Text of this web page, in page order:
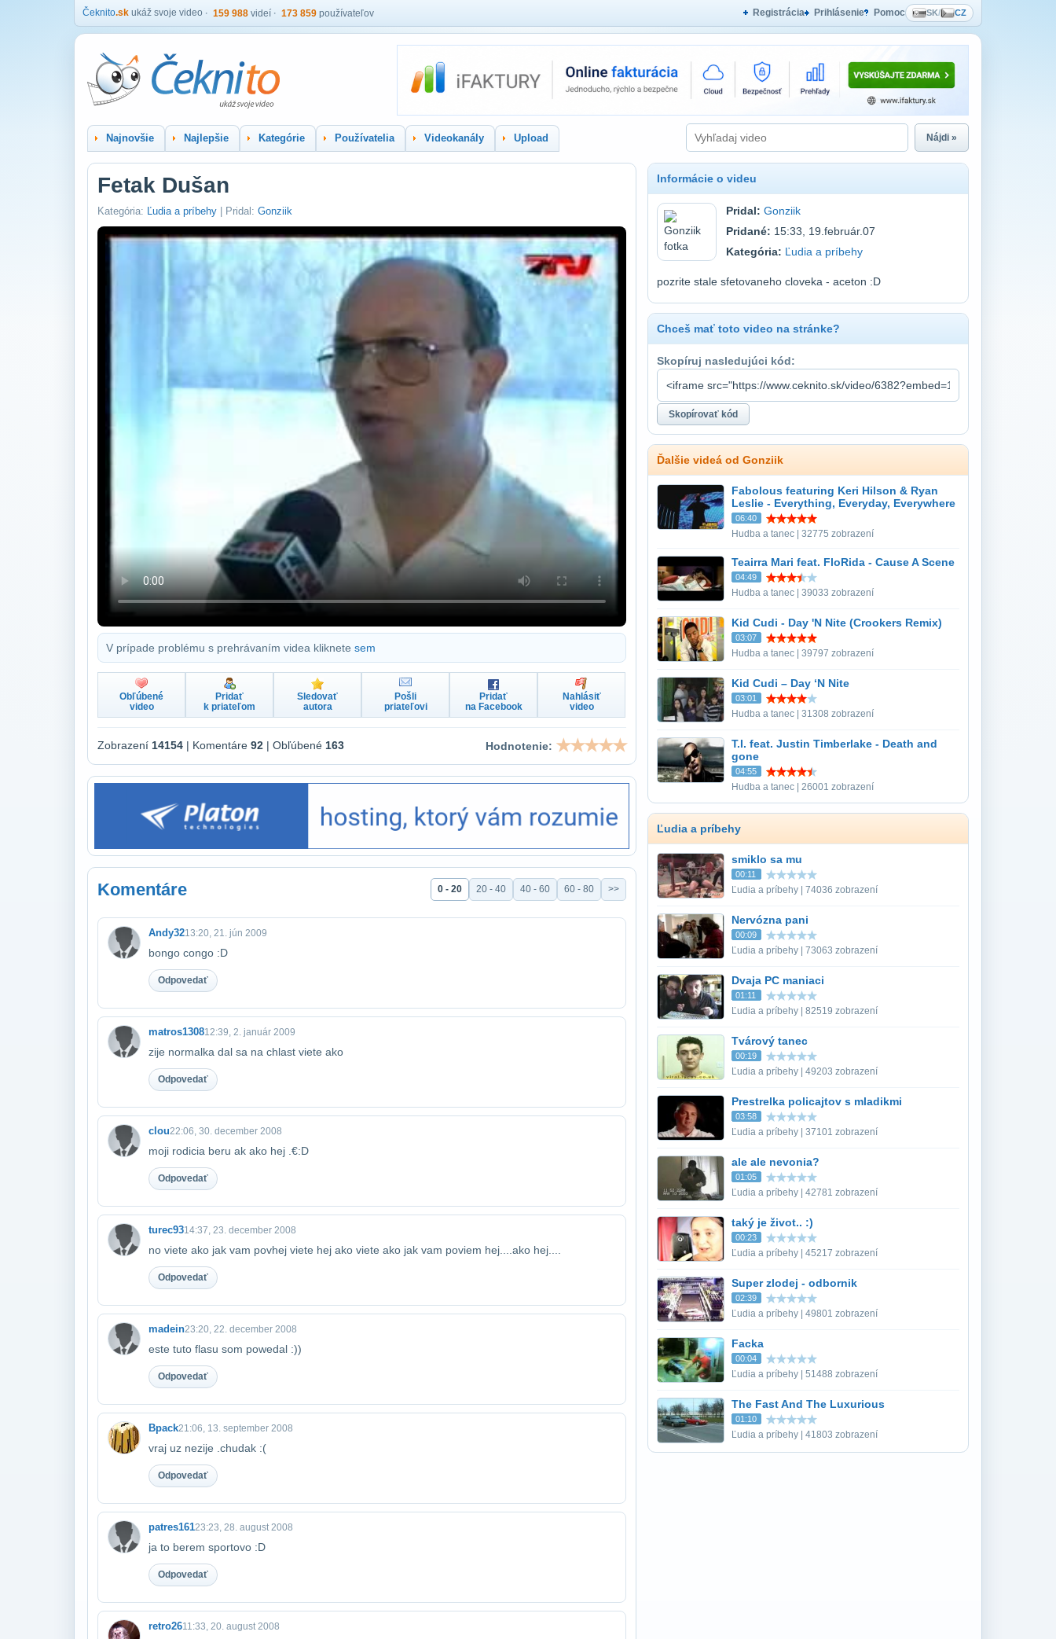
Čeknito.sk ukáž svoje video 159 988 videí 173 859 používateľov Registrácia Prihlásenie Pomoc SK/ CZ
Najnovšie Najlepšie Kategórie Používatelia Videokanály Upload Nájdi »
Fetak Dušan
Kategória: Ľudia a príbehy | Pridal: Gonziik
V prípade problému s prehrávaním videa kliknete sem
Obľúbené
video
Pridať
k priateľom
Sledovať
autora
Pošli
priateľovi
Pridať
na Facebook
Nahlásiť
video
Zobrazení 14154 | Komentáre 92 | Obľúbené 163 Hodnotenie:
Komentáre 0 - 20 20 - 40 40 - 60 60 - 80 >>
Andy3213:20, 21. jún 2009
bongo congo :D
Odpovedať
matros130812:39, 2. január 2009
zije normalka dal sa na chlast viete ako
Odpovedať
clou22:06, 30. december 2008
moji rodicia beru ak ako hej .€:D
Odpovedať
turec9314:37, 23. december 2008
no viete ako jak vam povhej viete hej ako viete ako jak vam poviem hej....ako hej....
Odpovedať
madein23:20, 22. december 2008
este tuto flasu som powedal :))
Odpovedať
Bpack21:06, 13. september 2008
vraj uz nezije .chudak :(
Odpovedať
patres16123:23, 28. august 2008
ja to berem sportovo :D
Odpovedať
retro2611:33, 20. august 2008
Informácie o videu
Pridal: Gonziik
Pridané: 15:33, 19.február.07
Kategória: Ľudia a príbehy
pozrite stale sfetovaneho cloveka - aceton :D
Chceš mať toto video na stránke?
Skopíruj nasledujúci kód:
Ďalšie videá od Gonziik
Fabolous featuring Keri Hilson & Ryan
Leslie - Everything, Everyday, Everywhere
06:40
Hudba a tanec | 32775 zobrazení
Teairra Mari feat. FloRida - Cause A Scene
04:49
Hudba a tanec | 39033 zobrazení
Kid Cudi - Day 'N Nite (Crookers Remix)
03:07
Hudba a tanec | 39797 zobrazení
Kid Cudi – Day ‘N Nite
03:01
Hudba a tanec | 31308 zobrazení
T.I. feat. Justin Timberlake - Death and
gone
04:55
Hudba a tanec | 26001 zobrazení
Ľudia a príbehy
smiklo sa mu
00:11
Ľudia a príbehy | 74036 zobrazení
Nervózna pani
00:09
Ľudia a príbehy | 73063 zobrazení
Dvaja PC maniaci
01:11
Ľudia a príbehy | 82519 zobrazení
Tvárový tanec
00:19
Ľudia a príbehy | 49203 zobrazení
Prestrelka policajtov s mladikmi
03:58
Ľudia a príbehy | 37101 zobrazení
ale ale nevonia?
01:05
Ľudia a príbehy | 42781 zobrazení
taký je život.. :)
00:23
Ľudia a príbehy | 45217 zobrazení
Super zlodej - odbornik
02:39
Ľudia a príbehy | 49801 zobrazení
Facka
00:04
Ľudia a príbehy | 51488 zobrazení
The Fast And The Luxurious
01:10
Ľudia a príbehy | 41803 zobrazení